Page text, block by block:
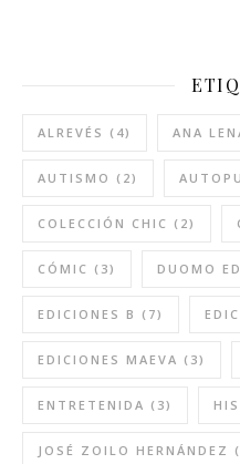
ALREVÉS (4) ANA
AUTISMO (2)
COLECCIÓN CHIC (2)
CÓMIC (3) DUOMO
EDICIONES B (7)
EDICIONES MAEVA (3)
ENTRETENIDA (3)
JOSÉ ZOILO HERNÁNDEZ